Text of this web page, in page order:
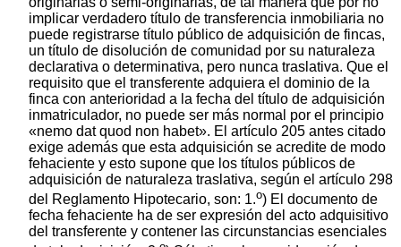
implicar verdadero título de transferencia inmobiliaria no
puede registrarse título público de adquisición de fincas,
un título de disolución de comunidad por su naturaleza
declarativa o determinativa, pero nunca traslativa. Que el
requisito que el transferente adquiera el dominio de la
finca con anterioridad a la fecha del título de adquisición
inmatriculador, no puede ser más normal por el principio
«nemo dat quod non habet». El artículo 205 antes citado
exige además que esta adquisición se acredite de modo
fehaciente y esto supone que los títulos públicos de
adquisición de naturaleza traslativa, según el artículo 298
del Reglamento Hipotecario, son: 1.o) El documento de
fecha fehaciente ha de ser expresión del acto adquisitivo
del transferente y contener las circunstancias esenciales